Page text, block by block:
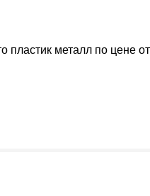
металл по цене от